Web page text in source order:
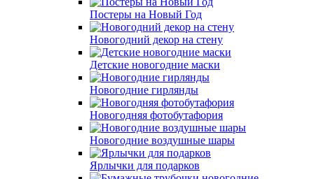
Постеры на Новый Год
Новогодний декор на стену
Детские новогодние маски
Новогодние гирлянды
Новогодняя фотобутафория
Новогодние воздушные шары
Ярлычки для подарков